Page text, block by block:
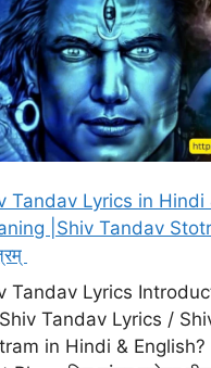
Tandav Lyrics in Hindi
|Shiv Tandav
Tandav Lyrics
Tandav Lyrics /
in Hindi &